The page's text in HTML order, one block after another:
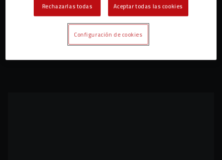
Rechazarlas todas Aceptar todas las cookies
Configuración de cookies